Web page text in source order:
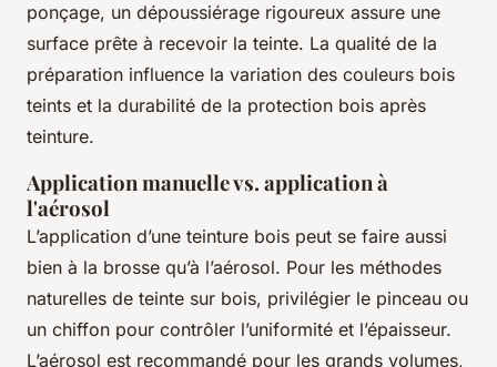
ponçage, un dépoussiérage rigoureux assure une
surface prête à recevoir la teinte. La qualité de la
préparation influence la variation des couleurs bois
teints et la durabilité de la protection bois après
teinture.
Application manuelle vs. application à
l'aérosol
L’application d’une teinture bois peut se faire aussi
bien à la brosse qu’à l’aérosol. Pour les méthodes
naturelles de teinte sur bois, privilégier le pinceau ou
un chiffon pour contrôler l’uniformité et l’épaisseur.
L’aérosol est recommandé pour les grands volumes,